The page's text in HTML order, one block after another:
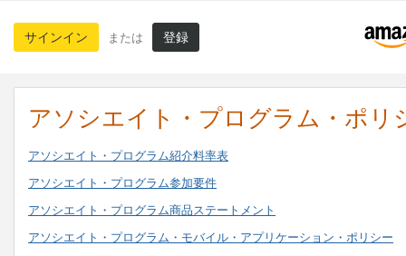
サインイン または 登録
アソシエイト・プログラム・ポリ
アソシエイト・プログラム紹介料率表
アソシエイト・プログラム参加要件
アソシエイト・プログラム商品ステートメント
アソシエイト・プログラム・モバイル・アプリケーション・ポリシー